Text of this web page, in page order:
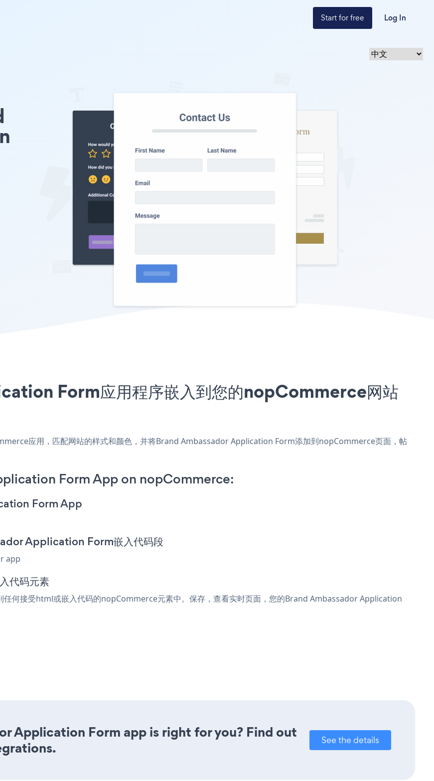
Start for free Log In
Form应用程序嵌入到您的nopCommerce网站
应用，匹配网站的样式和颜色，并将Brand Ambassador Application Form添加到nopCommerce页面，帖
Form App on nopCommerce:
Form App
Application Form嵌入代码段
app
代码元素
何接受html或嵌入代码的nopCommerce元素中。保存，查看实时页面，您的Brand Ambassador Application
Application Form app is right for you? Find out
See the details